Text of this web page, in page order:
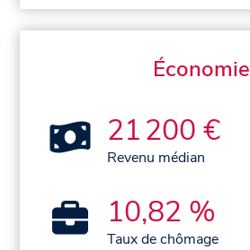
Économie
21 200 €
Revenu médian
10,82 %
Taux de chômage